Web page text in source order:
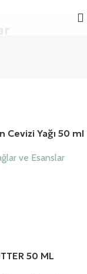
Cevizi Yağı 50 ml
ve Esanslar
50 ML